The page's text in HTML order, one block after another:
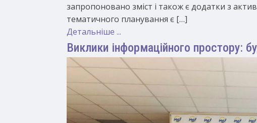
запропоновано зміст і також є додатки з
тематичного планування є […]
Детальніше ...
Виклики інформаційного простору: